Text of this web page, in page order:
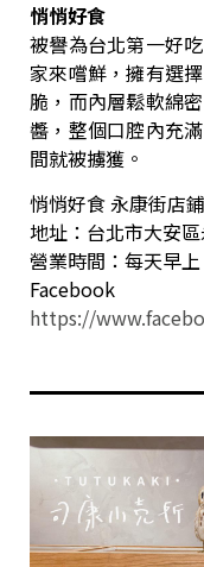
悄悄好食
被譽為台北第一好
家來嚐鮮，擁有選
脆，而內層鬆軟綿
醬，整個口腔內充
間就被擄獲。
悄悄好食 永康街店鋪
地址：台北市大安
營業時間：每天早
https://